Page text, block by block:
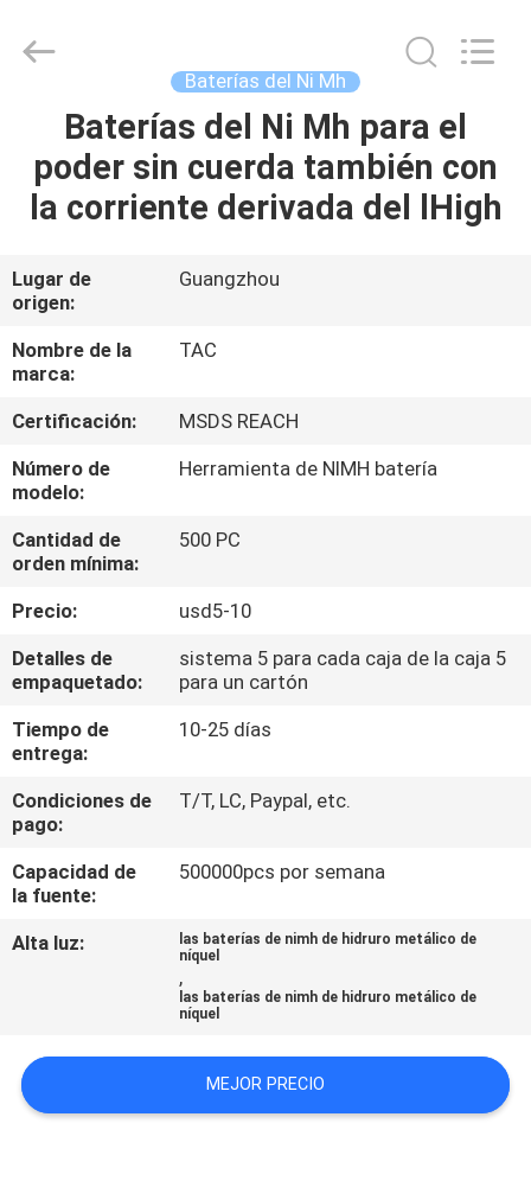
HOGAR
PRODUCTOS
VIDEOS
SOBRE
NOSOTROS
VIAJE
DE
LA
CONTROL
CALIDAD
ÉNTRENOS
EN
CONTACTO
CON
CASOS
New
Energy
Reserved.
Baterías del Ni Mh
Baterías del Ni Mh para el
poder sin cuerda también con
la corriente derivada del lHigh
Lugar de
origen:
Guangzhou
Nombre de la
marca:
TAC
Certificación:
MSDS REACH
Número de
modelo:
Herramienta de NIMH batería
Cantidad de
orden mínima:
500 PC
Precio:
usd5-10
Detalles de
empaquetado:
sistema 5 para cada caja de la caja 5
para un cartón
Tiempo de
entrega:
10-25 días
Condiciones de
pago:
T/T, LC, Paypal, etc.
Capacidad de
la fuente:
500000pcs por semana
Alta luz:
las baterías de nimh de hidruro metálico de
níquel
,
las baterías de nimh de hidruro metálico de
níquel
MEJOR PRECIO